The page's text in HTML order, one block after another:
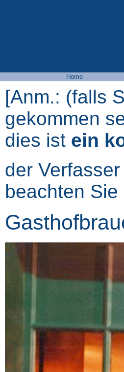
Home
[Anm.: (falls
gekommen
dies ist ein
der
beachten